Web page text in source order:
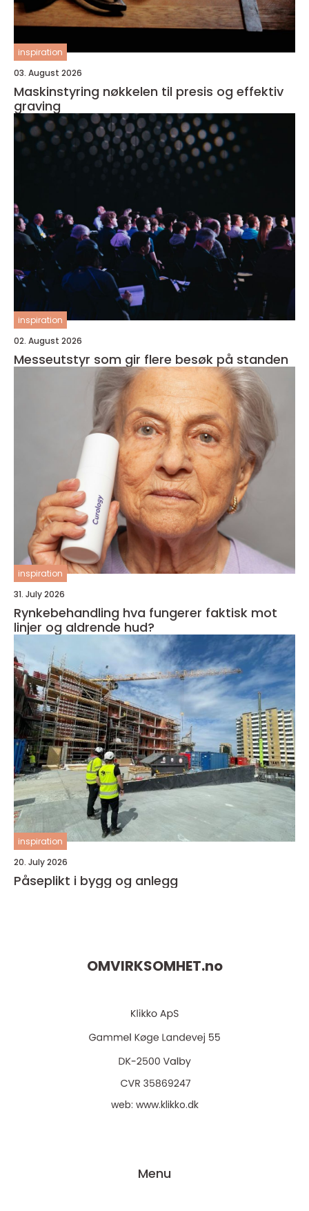
inspiration
03. August 2026
Maskinstyring nøkkelen til presis og effektiv
graving
inspiration
02. August 2026
Messeutstyr som gir flere besøk på standen
inspiration
31. July 2026
Rynkebehandling hva fungerer faktisk mot
linjer og aldrende hud?
inspiration
20. July 2026
Påseplikt i bygg og anlegg
OMVIRKSOMHET.no
web: www.klikko.dk
Menu